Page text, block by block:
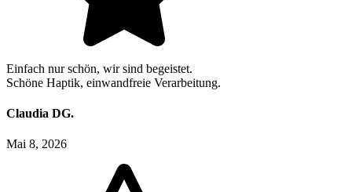
Einfach nur schön, wir sind begeistet.
Schöne Haptik, einwandfreie Verarbeitung.
Claudia DG.
Mai 8, 2026